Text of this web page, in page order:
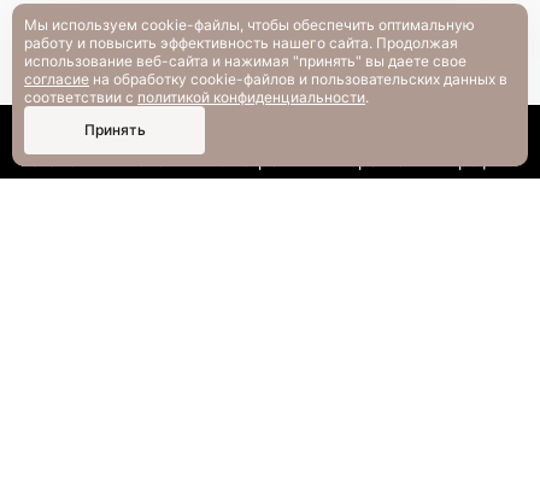
Каталог Поиск
РАЗМЕРНАЯ СЕТКА
Вопрос-ответ
Мы используем cookie-файлы, чтобы обеспечить оптимальную
работу и повысить эффективность нашего сайта. Продолжая
использование веб-сайта и нажимая "принять" вы даете свое
согласие на обработку cookie-файлов и пользовательских данных в
соответствии с политикой конфиденциальности.
Принять